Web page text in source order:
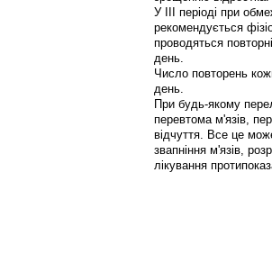
У III періоді при
рекомендується
проводяться
день.
Число повторень
день.
При будь-якому
перевтома м'язів,
відчуття. Все це
звапніння м'язів,
лікування